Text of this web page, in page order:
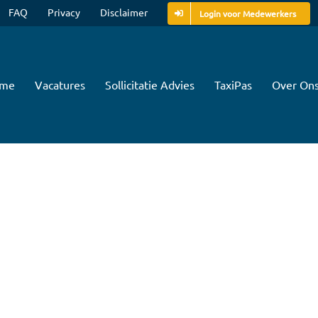
FAQ Privacy Disclaimer Login voor Medewerkers
Vacatures Sollicitatie Advies TaxiPas Over